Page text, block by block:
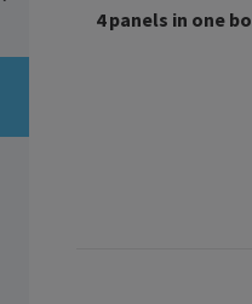
4 panels in one